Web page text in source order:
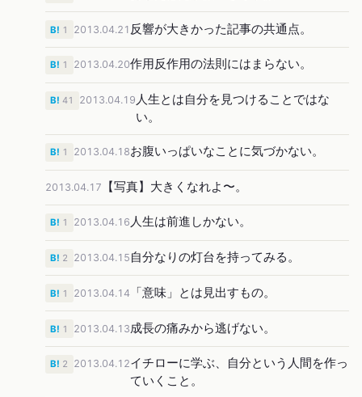
2013.04.21 反響が大きかった記事の共通点。
B! 1
2013.04.20作用反作用の法則にはまらない。
B! 1
2013.04.19 人生とは自分を見つけることではな
い。
B! 41
2013.04.18お腹いっぱいなことに気づかない。
B! 1
2013.04.17 【写真】大きくなれよ〜。
2013.04.16 人生は前進しかない。
B! 1
2013.04.15 自分なりの灯台を持ってみる。
B! 2
2013.04.14 「意味」とは見出すもの。
B! 1
2013.04.13 成長の痛みから逃げない。
B! 1
2013.04.12イチローに学ぶ、自分という人間を作っ
ていくこと。
B! 2